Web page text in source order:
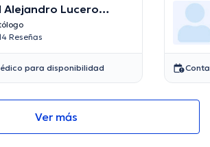
Alejandro Lucero
Reseñas
para disponibilidad
Ver más